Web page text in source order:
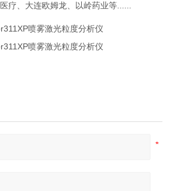
疗、大连欧姆龙、以岭药业等......